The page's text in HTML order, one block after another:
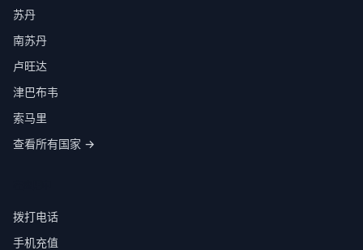
苏丹
南苏丹
卢旺达
津巴布韦
索马里
查看所有国家 →
拨打电话
手机充值